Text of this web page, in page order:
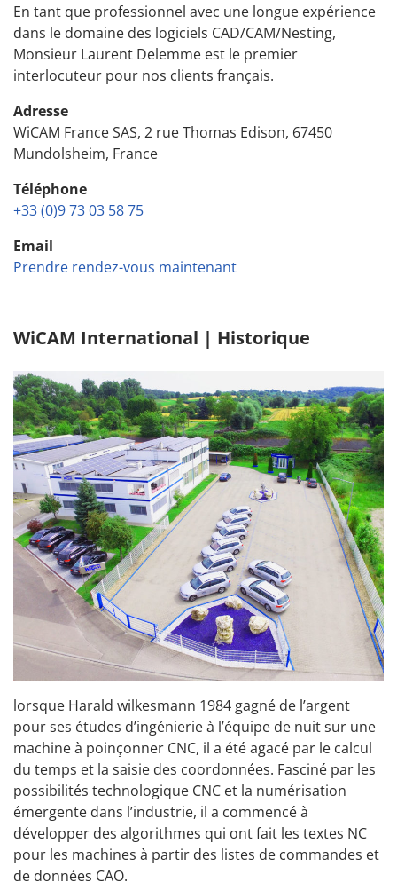
En tant que professionnel avec une longue expérience
dans le domaine des logiciels CAD/CAM/Nesting,
Monsieur Laurent Delemme est le premier
interlocuteur pour nos clients français.
Adresse
WiCAM France SAS, 2 rue Thomas Edison, 67450
Mundolsheim, France
Téléphone
+33 (0)9 73 03 58 75
Email
Prendre rendez-vous maintenant
WiCAM International | Historique
lorsque Harald wilkesmann 1984 gagné de l’argent
pour ses études d’ingénierie à l’équipe de nuit sur une
machine à poinçonner CNC, il a été agacé par le calcul
du temps et la saisie des coordonnées. Fasciné par les
possibilités technologique CNC et la numérisation
émergente dans l’industrie, il a commencé à
développer des algorithmes qui ont fait les textes NC
pour les machines à partir des listes de commandes et
de données CAO.